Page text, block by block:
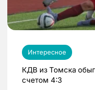
Интересное
КДВ из Томска
счетом 4:3